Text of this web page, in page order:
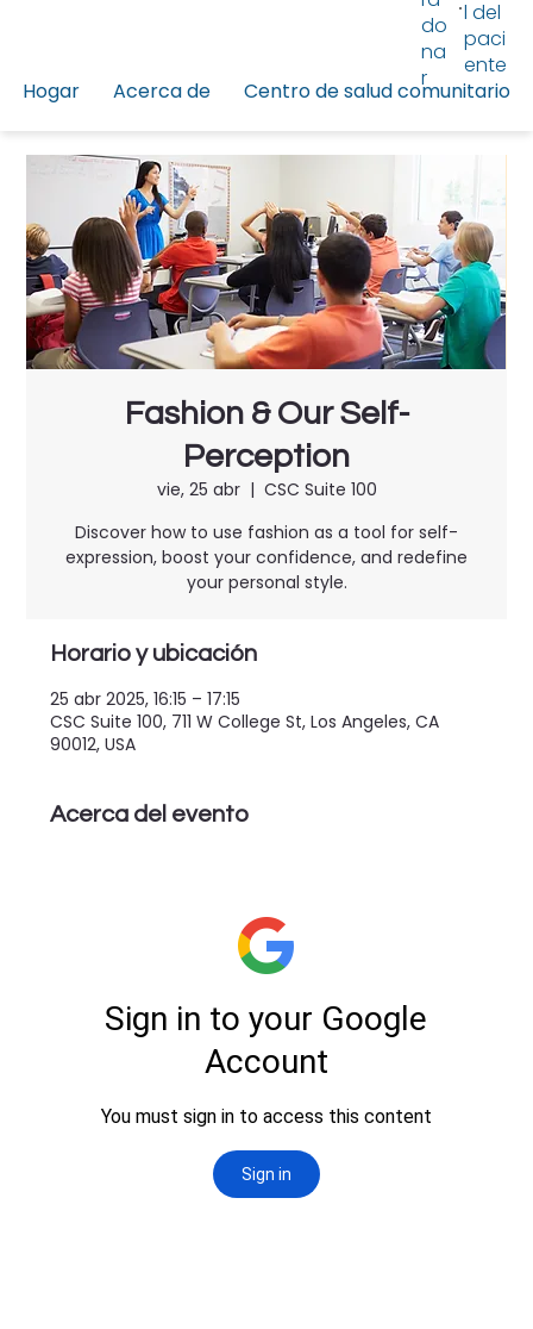
Hogar Acerca de Centro de salud comunitario
do
na
r
l del
paci
ente
Fashion & Our Self-
Perception
vie, 25 abr
  |
CSC Suite 100
Discover how to use fashion as a tool for self-
expression, boost your confidence, and redefine
your personal style.
Horario y ubicación
25 abr 2025, 16:15 – 17:15
CSC Suite 100, 711 W College St, Los Angeles, CA
90012, USA
Acerca del evento